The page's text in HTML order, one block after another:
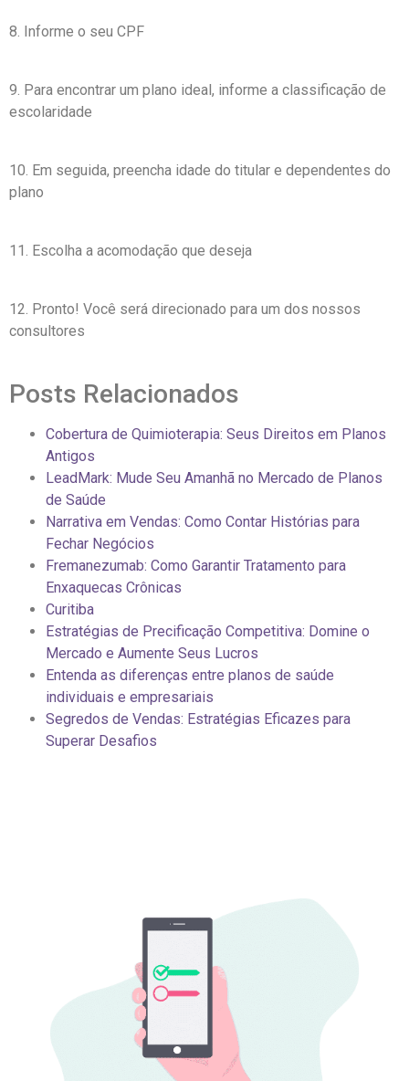
8. Informe o seu CPF
9. Para encontrar um plano ideal, informe a classificação de
escolaridade
10. Em seguida, preencha idade do titular e dependentes do
plano
11. Escolha a acomodação que deseja
12. Pronto! Você será direcionado para um dos nossos
consultores
Posts Relacionados
Cobertura de Quimioterapia: Seus Direitos em Planos
Antigos
LeadMark: Mude Seu Amanhã no Mercado de Planos
de Saúde
Narrativa em Vendas: Como Contar Histórias para
Fechar Negócios
Fremanezumab: Como Garantir Tratamento para
Enxaquecas Crônicas
Curitiba
Estratégias de Precificação Competitiva: Domine o
Mercado e Aumente Seus Lucros
Entenda as diferenças entre planos de saúde
individuais e empresariais
Segredos de Vendas: Estratégias Eficazes para
Superar Desafios